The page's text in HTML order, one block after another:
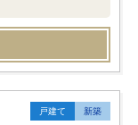
戸建て 新築